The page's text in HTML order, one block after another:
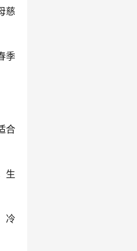
慈
季
合
生
冷